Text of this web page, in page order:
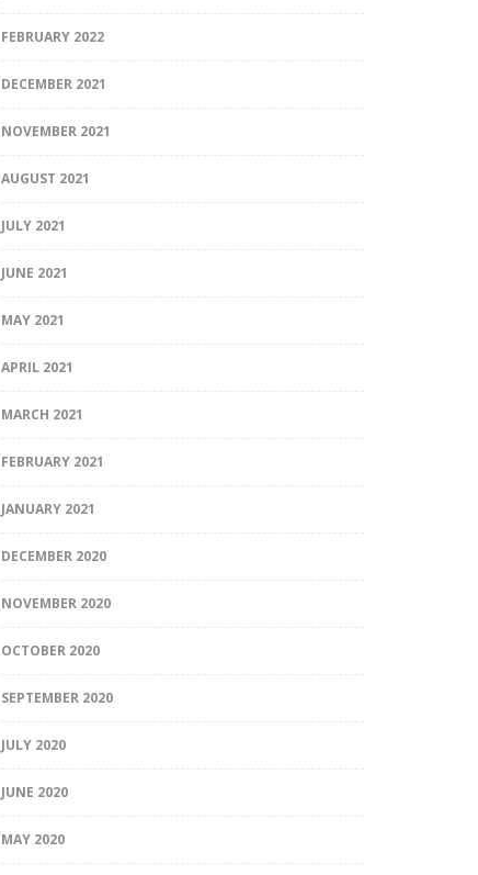
FEBRUARY 2022
DECEMBER 2021
NOVEMBER 2021
AUGUST 2021
JULY 2021
JUNE 2021
MAY 2021
APRIL 2021
MARCH 2021
FEBRUARY 2021
JANUARY 2021
DECEMBER 2020
NOVEMBER 2020
OCTOBER 2020
SEPTEMBER 2020
JULY 2020
JUNE 2020
MAY 2020